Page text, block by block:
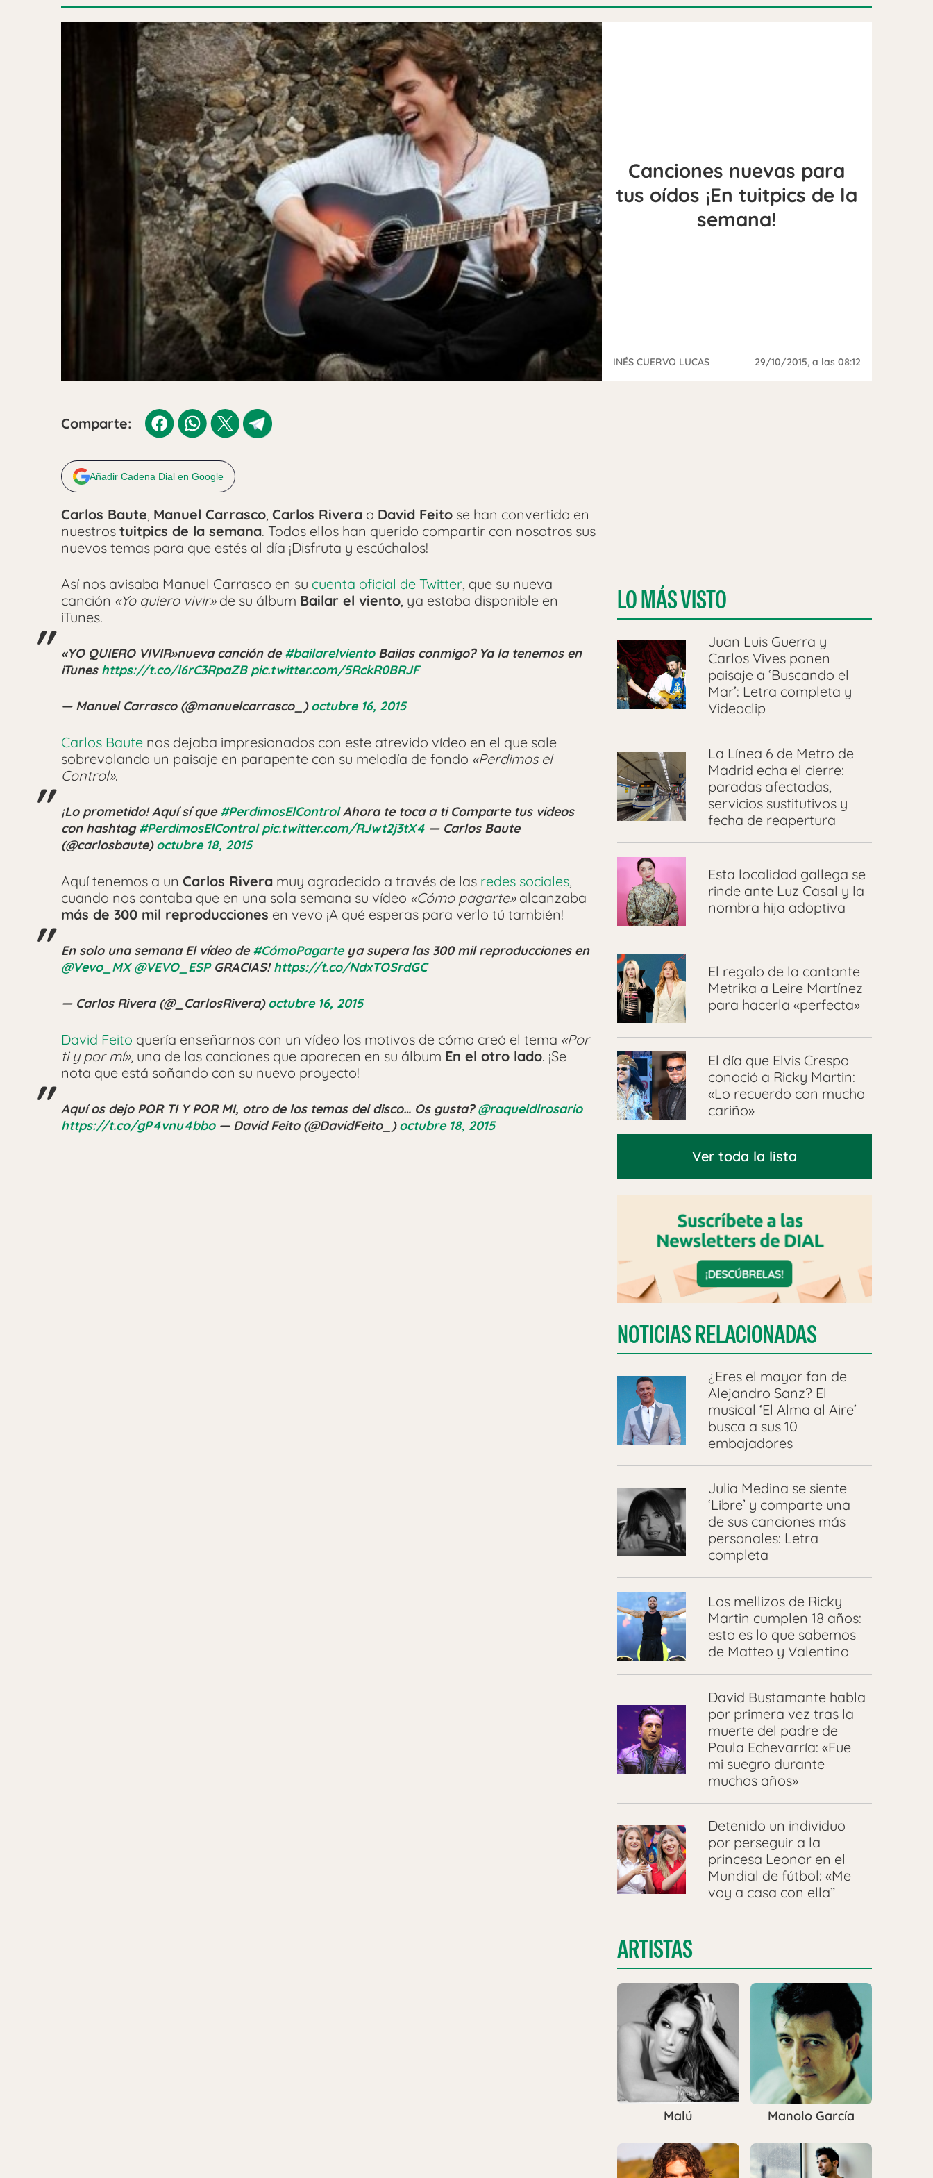
Canciones nuevas para
tus oídos ¡En tuitpics de la
semana!
INÉS CUERVO LUCAS 29/10/2015, a las 08:12
Comparte:
Añadir Cadena Dial en Google
Carlos Baute, Manuel Carrasco, Carlos Rivera o David Feito se han convertido en
nuestros tuitpics de la semana. Todos ellos han querido compartir con nosotros sus
nuevos temas para que estés al día ¡Disfruta y escúchalos!
Así nos avisaba Manuel Carrasco en su cuenta oficial de Twitter, que su nueva
canción «Yo quiero vivir»de su álbum Bailar el viento, ya estaba disponible en
iTunes.
«YO QUIERO VIVIR»nueva canción de#bailarelvientoBailas conmigo? Ya la tenemos en
iTunes https://t.co/l6rC3RpaZB pic.twitter.com/5RckR0BRJF
— Manuel Carrasco (@manuelcarrasco_)octubre 16, 2015
Carlos Baute nos dejaba impresionados con este atrevido vídeo en el que sale
sobrevolando un paisaje en parapente con su melodía de fondo «Perdimos el
Control».
¡Lo prometido! Aquí sí que#PerdimosElControlAhora te toca a ti Comparte tus videos
con hashtag#PerdimosElControl pic.twitter.com/RJwt2j3tX4 — Carlos Baute
(@carlosbaute)octubre 18, 2015
Aquí tenemos a un Carlos Rivera muy agradecido a través de las redes sociales,
cuando nos contaba que en una sola semana su vídeo «Cómo pagarte»alcanzaba
más de 300 mil reproducciones en vevo ¡A qué esperas para verlo tú también!
En solo una semana El vídeo de#CómoPagarteya supera las 300 mil reproducciones en
@Vevo_MX @VEVO_ESPGRACIAS!https://t.co/NdxTOSrdGC
— Carlos Rivera (@_CarlosRivera)octubre 16, 2015
David Feito quería enseñarnos con un vídeo los motivos de cómo creó el tema «Por
ti y por mí», una de las canciones que aparecen en su álbum En el otro lado. ¡Se
nota que está soñando con su nuevo proyecto!
Aquí os dejo POR TI Y POR MI, otro de los temas del disco… Os gusta?@raqueldlrosario
https://t.co/gP4vnu4bbo— David Feito (@DavidFeito_)octubre 18, 2015
LO MÁS VISTO
Juan Luis Guerra y
Carlos Vives ponen
paisaje a ‘Buscando el
Mar’: Letra completa y
Videoclip
La Línea 6 de Metro de
Madrid echa el cierre:
paradas afectadas,
servicios sustitutivos y
fecha de reapertura
Esta localidad gallega se
rinde ante Luz Casal y la
nombra hija adoptiva
El regalo de la cantante
Metrika a Leire Martínez
para hacerla «perfecta»
El día que Elvis Crespo
conoció a Ricky Martin:
«Lo recuerdo con mucho
cariño»
Ver toda la lista
NOTICIAS RELACIONADAS
¿Eres el mayor fan de
Alejandro Sanz? El
musical ‘El Alma al Aire’
busca a sus 10
embajadores
Julia Medina se siente
‘Libre’ y comparte una
de sus canciones más
personales: Letra
completa
Los mellizos de Ricky
Martin cumplen 18 años:
esto es lo que sabemos
de Matteo y Valentino
David Bustamante habla
por primera vez tras la
muerte del padre de
Paula Echevarría: «Fue
mi suegro durante
muchos años»
Detenido un individuo
por perseguir a la
princesa Leonor en el
Mundial de fútbol: «Me
voy a casa con ella”
ARTISTAS
Malú Manolo García